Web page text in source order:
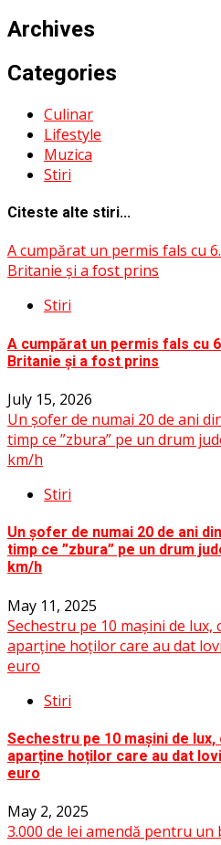
Archives
Categories
Culinar
Lifestyle
Muzica
Stiri
Citeste alte stiri...
A cumpărat un permis fals cu
Britanie și a fost prins
Stiri
A cumpărat un permis fals cu
Britanie și a fost prins
July 15, 2026
Un șofer de numai 20 de ani
timp ce ”zbura” pe un drum
km/h
Stiri
Un șofer de numai 20 de ani
timp ce ”zbura” pe un drum
km/h
May 11, 2025
Sechestru pe 10 mașini de
aparține hoților care au dat
euro
Stiri
Sechestru pe 10 mașini de
aparține hoților care au dat
euro
May 2, 2025
3.000 de lei amendă pentru